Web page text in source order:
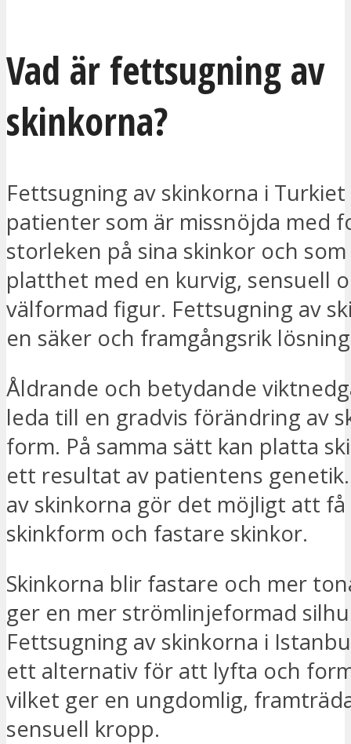
Vad är fettsugning av
skinkorna?
Fettsugning av skinkorna i
patienter som är missnöjda med
storleken på sina skinkor och
platthet med en kurvig, sensuell
välformad figur. Fettsugning av
en säker och framgångsrik
Åldrande och betydande
leda till en gradvis förändring av
form. På samma sätt kan platta
ett resultat av patientens
av skinkorna gör det möjligt att
skinkform och fastare skinkor.
Skinkorna blir fastare och mer
ger en mer strömlinjeformad
Fettsugning av skinkorna i
ett alternativ för att lyfta och
vilket ger en ungdomlig,
sensuell kropp.